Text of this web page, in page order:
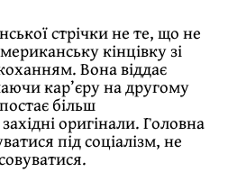
стрічки не те, що не
кінцівку зі
Вона віддає
кар’єру на другому
більш
оригінали. Головна
під соціалізм, не